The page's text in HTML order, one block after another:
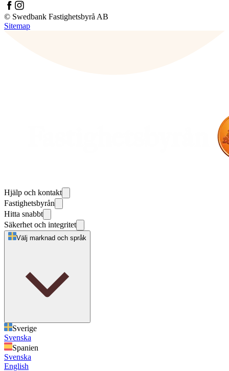
© Swedbank Fastighetsbyrå AB
Sitemap
Hjälp och kontakt
Fastighetsbyrån
Hitta snabbt
Säkerhet och integritet
Välj marknad och språk
Sverige
Svenska
Spanien
Svenska
English